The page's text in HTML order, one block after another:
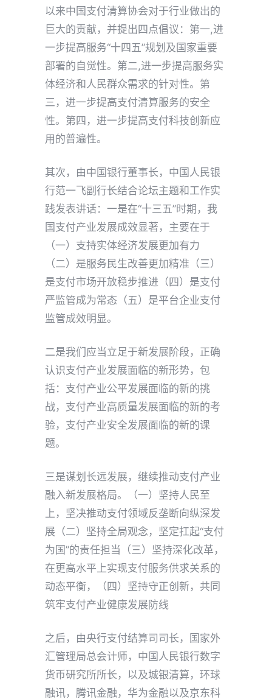
以来中国支付清算协会对于行业做出的
巨大的贡献，并提出四点倡议：第一,进
一步提高服务“十四五”规划及国家重要
部署的自觉性。第二,进一步提高服务实
体经济和人民群众需求的针对性。第
三，进一步提高支付清算服务的安全
性。第四，进一步提高支付科技创新应
用的普遍性。
其次，由中国银行董事长，中国人民银
行范一飞副行长结合论坛主题和工作实
践发表讲话：一是在“十三五”时期，我
国支付产业发展成效显著，主要在于
（一）支持实体经济发展更加有力
（二）是服务民生改善更加精准（三）
是支付市场开放稳步推进（四）是支付
严监管成为常态（五）是平台企业支付
监管成效明显。
二是我们应当立足于新发展阶段，正确
认识支付产业发展面临的新形势，包
括：支付产业公平发展面临的新的挑
战，支付产业高质量发展面临的新的考
验，支付产业安全发展面临的新的课
题。
三是谋划长远发展，继续推动支付产业
融入新发展格局。（一）坚持人民至
上，坚决推动支付领域反垄断向纵深发
展（二）坚持全局观念，坚定扛起“支付
为国”的责任担当（三）坚持深化改革，
在更高水平上实现支付服务供求关系的
动态平衡，（四）坚持守正创新，共同
筑牢支付产业健康发展防线
之后，由央行支付结算司司长，国家外
汇管理局总会计师，中国人民银行数字
货币研究所所长，以及城银清算，环球
融讯，腾讯金融，华为金融以及京东科